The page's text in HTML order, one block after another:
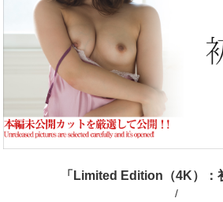
「Limited Edition（4K）：
/